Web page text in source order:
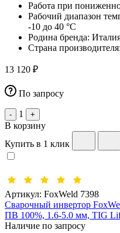
Работа при
Рабочий диапазон
-10 до 40 °С
Родина бренда:
Страна производителя:
13 120 ₽
По запросу
- 1 +
В корзину
Купить в 1 клик
Артикул: FoxWeld 7398
Сварочный инвертор
ПВ 100%, 1.6-5.0 мм, TIG
Наличие по запросу